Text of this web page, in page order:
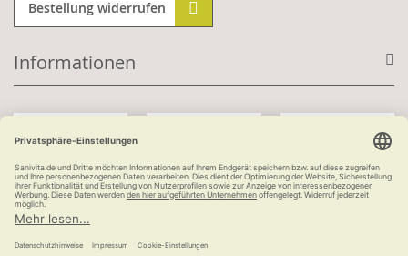
Bestellung widerrufen
Informationen
Kauf auf Rechnung